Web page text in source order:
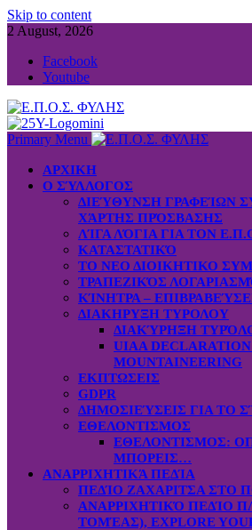
Skip to content
2 August, 2026
Facebook
Youtube
Primary Menu
ΑΡΧΙΚΗ
Ο ΣΎΛΛΟΓΟΣ
ΔΙΕΎΘΥΝΣΗ ΓΡΑΦΕΊΩΝ
ΧΆΡΤΗΣ ΠΡΌΣΒΑΣΗΣ
ΛΊΓΑ ΛΌΓΙΑ ΓΙΑ ΤΟΝ
ΚΑΤΑΣΤΑΤΙΚΌ
ΤΟ ΝΕΟ ΔΙΟΙΚΗΤΙΚΟ
ΤΡΑΠΕΖΙΚΌΣ
ΚΊΝΗΤΡΑ –
ΔΙΑΚΗΡΥΞΗ ΤΥΡΟΛΟΥ
ΔΙΑΚΎΡΗΞΗ
UIAA
MOUNTAINEERING
ΕΚΠΤΩΣΕΙΣ
GDPR
ΔΗΜΟΣΙΕΎΣΕΙΣ ΓΙΑ ΤΟ
ΕΘΕΛΟΝΤΙΣΜΟΣ
ΕΘΕΛΟΝΤΙΣΜΟΣ:
ΜΠΟΡΕΙΣ…
ΑΝΑΡΡΙΧΗΤΙΚΆ ΠΕΔΊΑ
ΠΕΔΊΟ ΖΑΧΑΡΙΤΣΑ ΣΤΟ
ΑΝΑΡΡΙΧΗΤΙΚΌ ΠΕΔΊΟ
ΤΟΜΈΑΣ), EXPLORE